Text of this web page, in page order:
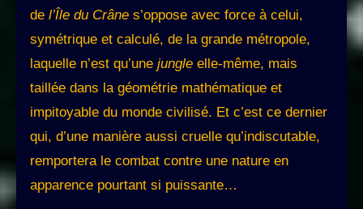
de l’Île du Crâne s’oppose avec force à celui,
symétrique et calculé, de la grande métropole,
laquelle n’est qu’une jungle elle-même, mais
taillée dans la géométrie mathématique et
impitoyable du monde civilisé. Et c’est ce dernier
qui, d’une manière aussi cruelle qu’indiscutable,
remportera le combat contre une nature en
apparence pourtant si puissante…